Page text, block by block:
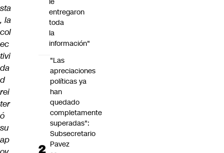
sta
, la
col
ec
tivi
da
d
rei
ter
ó
su
ap
entregaron
toda
la
información"
"Las
apreciaciones
políticas ya
han
quedado
completamente
superadas":
Subsecretario
Pavez